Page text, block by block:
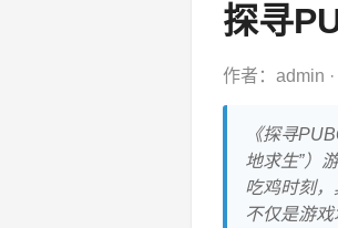
探寻
作者：admin ·
《探寻
地求生”）
吃鸡时刻
不仅是游